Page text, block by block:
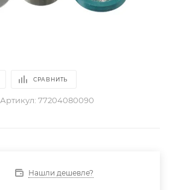
СРАВНИТЬ
Артикул: 77204080090
Нашли дешевле?